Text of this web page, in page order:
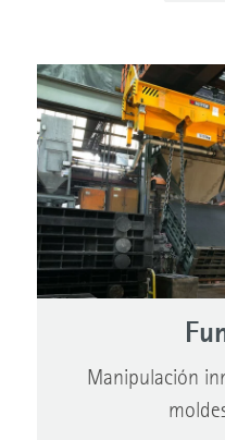
Manipulación